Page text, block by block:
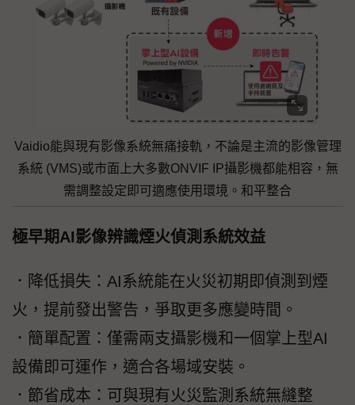
Vaidio能與現有影像系統無痛接軌，不論是主流的影像管理
系統 (VMS)或市面上大多數ONVIF IP攝影機都能相容，無
需調整設定即可適應使用環境。和平整合
極早期AI影像辨識煙火偵測系統效益
．降低損失：AI系統能在火災初期即偵測到煙
火，提前發出警告，爭取更多應變時間。
．簡單配置：僅需兩支攝影機和一個掌上型AI
設備即可運作，適合各場域安裝。
．節省成本：可與現有火災監測系統無縫整